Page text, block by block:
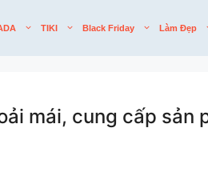
TIKI Black Friday Làm Đẹp
mái, cung cấp sản